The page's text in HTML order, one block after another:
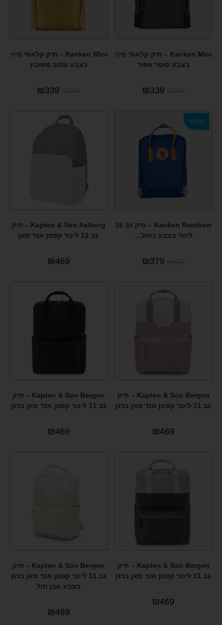
Kanken Mini – תיק קלאסי מיני
בצבע סופר אפור
₪399
₪339
Kanken Mini – תיק קלאסי מיני
בצבע צהוב משובץ
₪399
₪339
מבצע!
Kanken Rainbow – תיק גב 16
ליטר בצבע כחול…
₪419
₪379
Kapten & Son Aalborg – תיק
גב 12 ליטר קפטן אנד סאן
₪469
Kapten & Son Bergen – תיק
גב 11 ליטר קפטן אנד סאן ברגן
₪469
Kapten & Son Bergen – תיק
גב 11 ליטר קפטן אנד סאן ברגן
₪469
Kapten & Son Bergen – תיק
גב 11 ליטר קפטן אנד סאן ברגן
₪469
Kapten & Son Bergen – תיק
גב 11 ליטר קפטן אנד סאן ברגן
בצבע אבן חול
₪469